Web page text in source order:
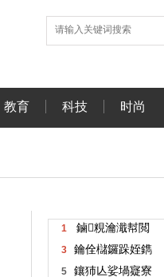
教育 科技 时尚